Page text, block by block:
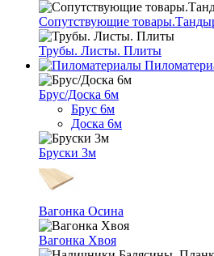
Сопутствующие
Трубы. Листы. Плиты
Брус/Доска 6м
Брус 6м
Доска 6м
Бруски 3м
Вагонка Осина
Вагонка Хвоя